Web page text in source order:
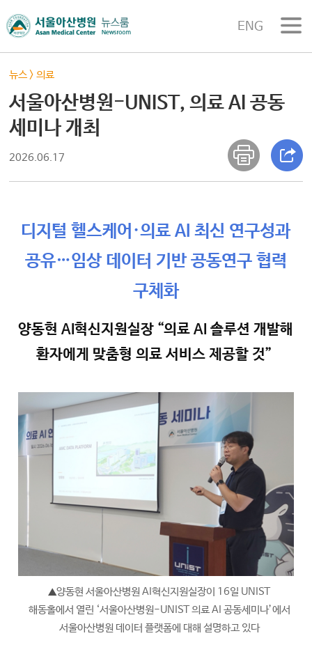
ENG
뉴스 >의료
서울아산병원-UNIST, 의료 AI 공동
세미나 개최
2026.06.17
디지털 헬스케어·의료 AI 최신 연구성과
공유…임상 데이터 기반 공동연구 협력
구체화
양동현 AI혁신지원실장 “의료 AI 솔루션 개발해
환자에게 맞춤형 의료 서비스 제공할 것”
▲양동현 서울아산병원 AI혁신지원실장이 16일 UNIST
해동홀에서 열린 ‘서울아산병원-UNIST 의료 AI 공동세미나’에서
서울아산병원 데이터 플랫폼에 대해 설명하고 있다